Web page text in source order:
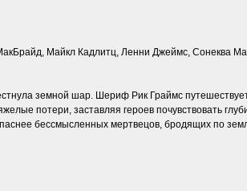
Майкл Кадлитц, Ленни Джеймс, Сонеква
земной шар. Шериф Рик Граймс
потери, заставляя героев почувствовать
бессмысленных мертвецов, бродящих по